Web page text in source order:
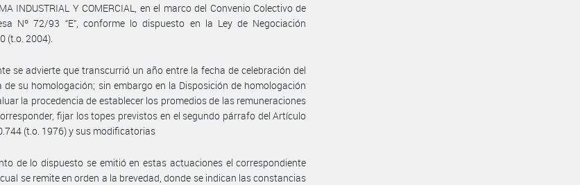
INDUSTRIAL Y COMERCIAL, en el marco del Convenio Colectivo de
Nº 72/93 “E”, conforme lo dispuesto en la Ley de Negociación
(t.o. 2004).
se advierte que transcurrió un año entre la fecha de celebración del
de su homologación; sin embargo en la Disposición de homologación
la procedencia de establecer los promedios de las remuneraciones
fijar los topes previstos en el segundo párrafo del Artículo
(t.o. 1976) y sus modificatorias
de lo dispuesto se emitió en estas actuaciones el correspondiente
se remite en orden a la brevedad, donde se indican las constancias